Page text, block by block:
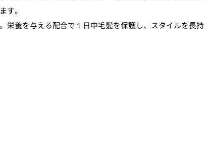
す。
栄養を与える配合で１日中毛髪を保護し、スタイルを長持